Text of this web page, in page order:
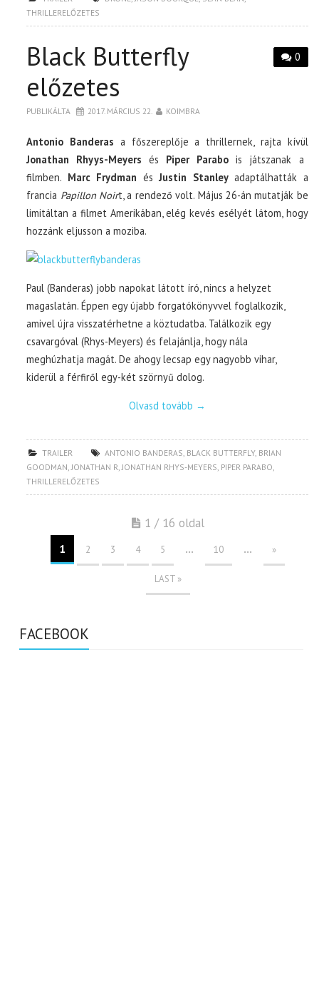
THRILLERELŐZETES
0
Black Butterfly
előzetes
PUBLIKÁLTA 2017. MÁRCIUS 22. KOIMBRA
Antonio Banderas a főszereplője a thrillernek, rajta kívül
Jonathan Rhyys-Meyers és Piper Parabo is játszanak a
filmben. Marc Frydman és Justin Stanleyadaptálhatták a
francia Papillon Noirt, a rendező volt. Május 26-án mutatják be
limitáltan a filmet Amerikában, elég kevés esélyét látom, hogy
hozzánk eljusson a moziba.
Paul (Banderas) jobb napokat látott író, nincs a helyzet
magaslatán. Éppen egy újabb forgatókönyvvel foglalkozik,
amivel újra visszatérhetne a köztudatba. Találkozik egy
csavargóval (Rhys-Meyers) és felajánlja, hogy nála
meghúzhatja magát. De ahogy lecsap egy nagyobb vihar,
kiderül a férfiről egy-két szörnyű dolog.
Olvasd tovább →
TRAILER ANTONIO BANDERAS, BLACK BUTTERFLY, BRIAN
GOODMAN,JONATHAN R,JONATHAN RHYS-MEYERS, PIPER PARABO,
THRILLERELŐZETES
1 / 16 oldal
1 2 3 4 5 ... 10 ... »
LAST »
FACEBOOK